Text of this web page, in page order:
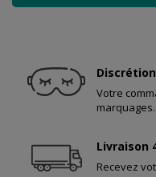
Votre
marquages.
Livraison
Recevez